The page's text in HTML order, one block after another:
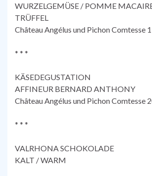
WURZELGEMÜSE / POMME
TRÜFFEL
Château Angélus und Pichon Comtesse
* * *
KÄSEDEGUSTATION
AFFINEUR BERNARD ANTHONY
Château Angélus und Pichon Comtesse
* * *
VALRHONA SCHOKOLADE
KALT / WARM